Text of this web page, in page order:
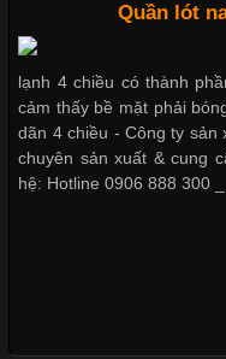
Chất Liệu Lycra Có Gì
Cập
Vải Lycra Là Gì? Chất
Ngành May Mặc Trong
Giặt và bảo
Mẫu quần
Quần lót
lạnh 4 chiều có thành
cảm thấy bề mặt phải
dãn 4 chiều - Công ty sản
chuyên sản xuất & cung
hệ: Hotline 0906 888 300